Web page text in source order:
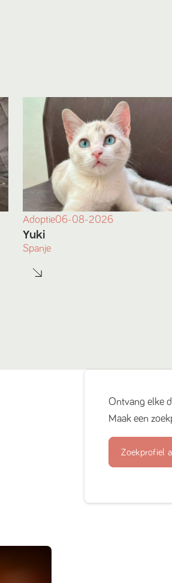
Adoptie06-08-2026
Yuki
Spanje
Ontvang elke
Maak een
Zoekprofiel